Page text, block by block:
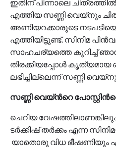
ഇതിന് പിന്നാലെ
എത്തിയ സണ്ണി വെയ്നും
അണിയറക്കാരുടെ
എത്തിയിട്ടുണ്ട്. സിനിമ
സാഹചര്യത്തെ കുറിച്ച്
തിരക്കിയപ്പോൾ കൃത്യമായ
ലഭിച്ചില്ലെന്ന് സണ്ണി
സണ്ണി വെയ്ന്‍റെ
ചെറിയ
ടർക്കിഷ് തർക്കം എന്ന
യാതൊരു വിധ ഭീഷണിയും